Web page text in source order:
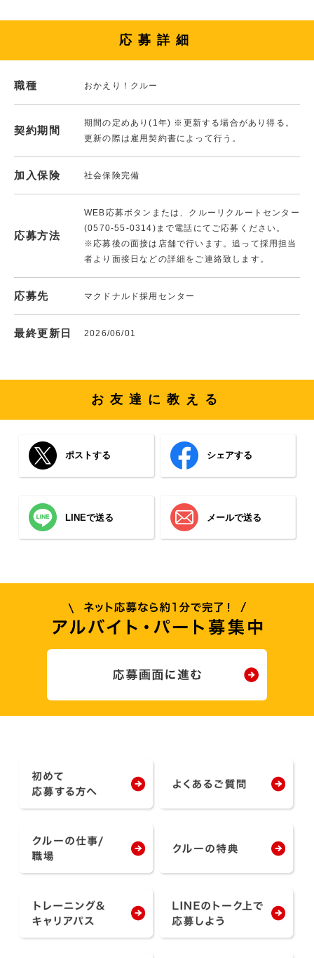
応募詳細
職種 おかえり！クルー
契約期間
期間の定めあり(1年) ※更新する場合があり得る。
更新の際は雇用契約書によって行う。
加入保険 社会保険完備
応募方法
WEB応募ボタンまたは、クルーリクルートセンター
(0570-55-0314)まで電話にてご応募ください。
※応募後の面接は店舗で行います。追って採用担当
者より面接日などの詳細をご連絡致します。
応募先 マクドナルド採用センター
最終更新日 2026/06/01
お友達に教える
ポストする シェアする
LINEで送る メールで送る